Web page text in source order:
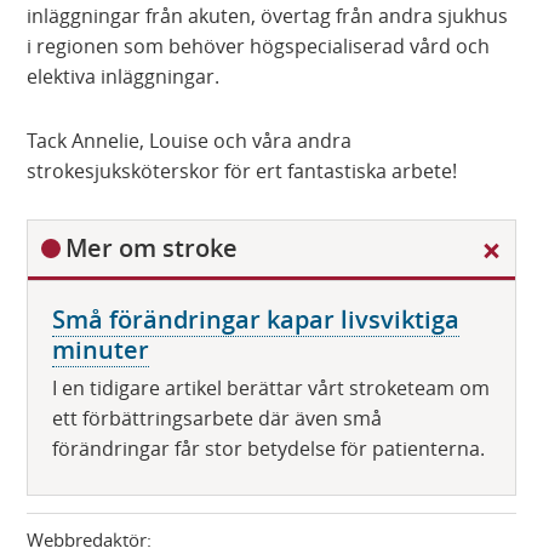
inläggningar från akuten, övertag från andra sjukhus
i regionen som behöver högspecialiserad vård och
elektiva inläggningar.
Tack Annelie, Louise och våra andra
strokesjuksköterskor för ert fantastiska arbete!
D
ö
l
j
Mer om stroke
Små förändringar kapar livsviktiga
minuter
I en tidigare artikel berättar vårt stroketeam om
ett förbättringsarbete där även små
förändringar får stor betydelse för patienterna.
Webbredaktör: